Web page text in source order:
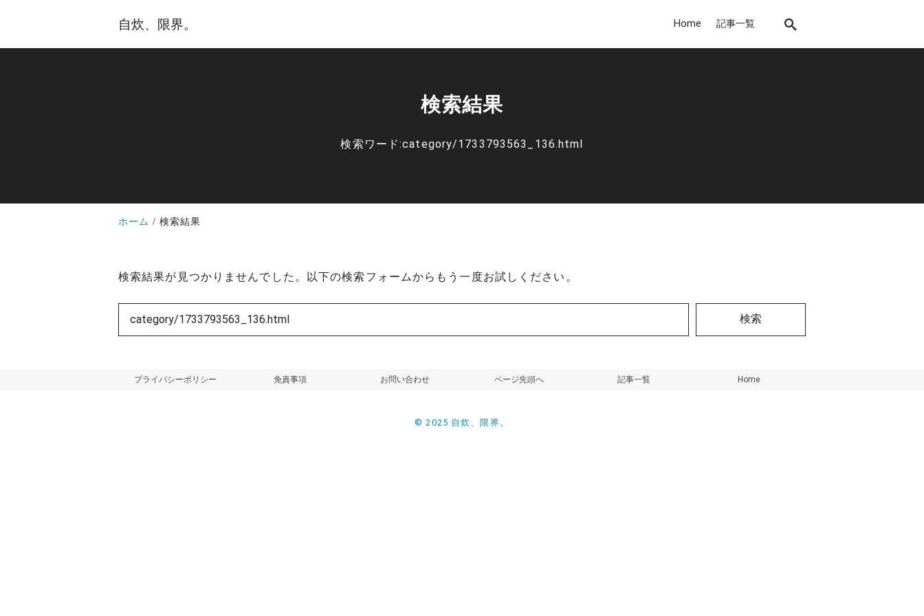
自炊、限界。 Home 記事一覧
検索結果
検索ワード:category/1733793563_136.html
ホーム 検索結果
検索結果が見つかりませんでした。以下の検索フォームからもう一度お試しください。
検索
プライバシーポリシー 免責事項 お問い合わせ ページ先頭へ 記事一覧 Home
© 2025 自炊、限界。